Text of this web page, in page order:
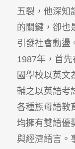
五裂，他深知
的關鍵，卻也
引發社會動盪
1987年，首
國學校以英文
輔之以英語考
各種族母語教
均擁有雙語優
與經濟語言。